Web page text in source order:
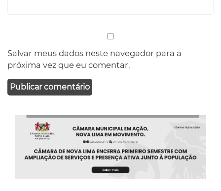
Salvar meus dados neste navegador para a
próxima vez que eu comentar.